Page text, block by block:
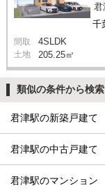
千
君
間取 4SLDK
土地 205.25㎡
類似の条件から検索
君津駅の新築戸建て
君津駅の中古戸建て
君津駅のマンション